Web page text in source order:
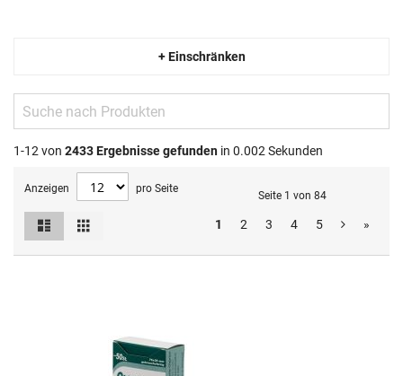
+ Einschränken
1-12 von 2433Ergebnisse gefunden in 0.002 Sekunden
Anzeigen pro Seite
Seite 1 von 84
1 2 3 4 5 »
Ansicht
als